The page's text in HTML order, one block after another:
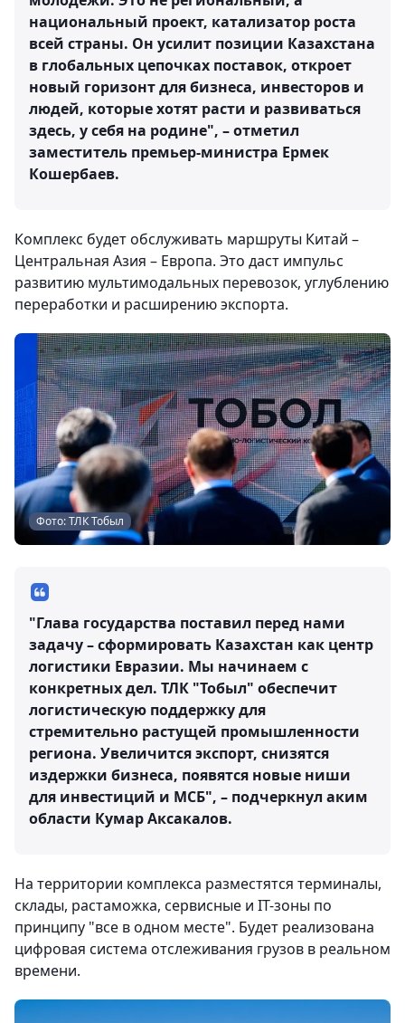
национальный проект, катализатор роста
всей страны. Он усилит позиции Казахстана
в глобальных цепочках поставок, откроет
новый горизонт для бизнеса, инвесторов и
людей, которые хотят расти и развиваться
здесь, у себя на родине", – отметил
заместитель премьер-министра Ермек
Кошербаев.
Комплекс будет обслуживать маршруты Китай –
Центральная Азия – Европа. Это даст импульс
развитию мультимодальных перевозок, углублению
переработки и расширению экспорта.
Фото: ТЛК Тобыл
"Глава государства поставил перед нами
задачу – сформировать Казахстан как центр
логистики Евразии. Мы начинаем с
конкретных дел. ТЛК "Тобыл" обеспечит
логистическую поддержку для
стремительно растущей промышленности
региона. Увеличится экспорт, снизятся
издержки бизнеса, появятся новые ниши
для инвестиций и МСБ", – подчеркнул аким
области Кумар Аксакалов.
На территории комплекса разместятся терминалы,
склады, растаможка, сервисные и IT-зоны по
принципу "все в одном месте". Будет реализована
цифровая система отслеживания грузов в реальном
времени.